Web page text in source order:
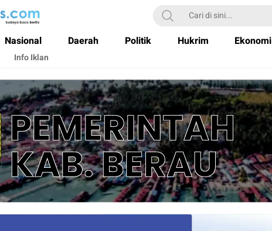
Nasional Daerah Politik Hukrim Ekonomi
Info Iklan